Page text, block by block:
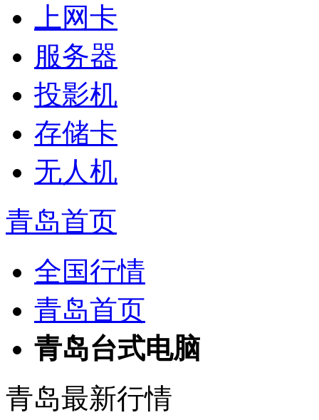
上网卡
服务器
投影机
存储卡
无人机
青岛首页
全国行情
青岛首页
青岛台式电脑
青岛最新行情